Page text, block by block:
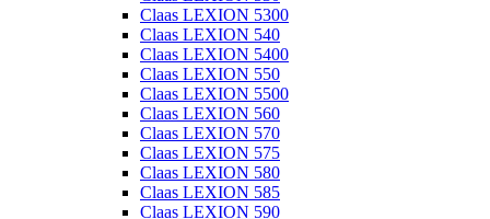
Claas LEXION 5300
Claas LEXION 540
Claas LEXION 5400
Claas LEXION 550
Claas LEXION 5500
Claas LEXION 560
Claas LEXION 570
Claas LEXION 575
Claas LEXION 580
Claas LEXION 585
Claas LEXION 590